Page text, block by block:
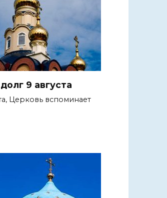
9 августа
Церковь вспоминает